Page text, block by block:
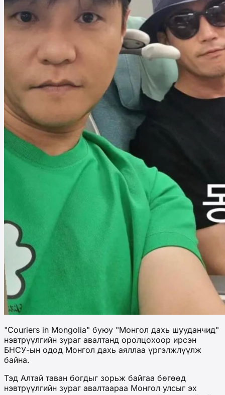
"Couriers in Mongolia" буюу "Монгол дахь шууданчид"
нэвтрүүлгийн зураг авалтанд оролцохоор ирсэн
БНСУ-ын одод Монгол дахь аяллаа үргэлжлүүлж
байна.
Тэд Алтай таван богдыг зорьж байгаа бөгөөд
нэвтрүүлгийн зураг авалтаараа Монгол улсыг эх